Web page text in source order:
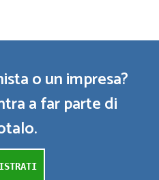
o un impresa?
a far parte di